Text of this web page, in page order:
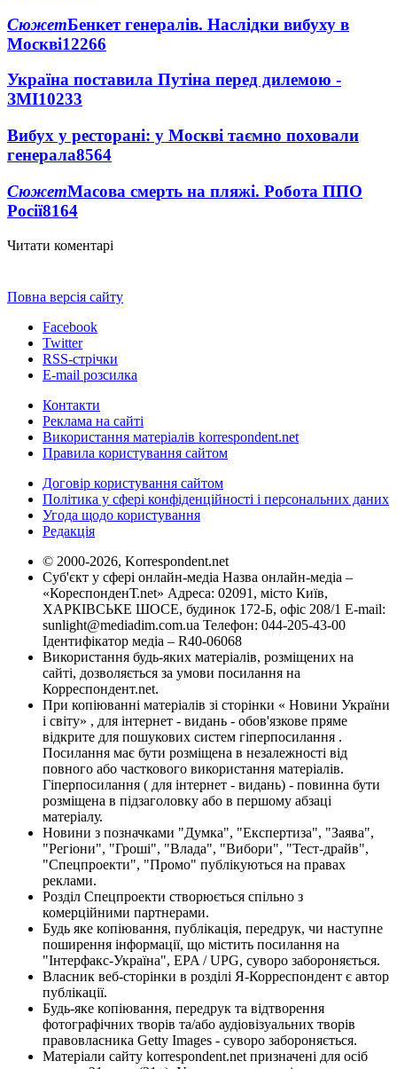
СюжетБенкет генералів. Наслідки вибуху в
Москві12266
Україна поставила Путіна перед дилемою -
ЗМІ10233
Вибух у ресторані: у Москві таємно поховали
генерала8564
СюжетМасова смерть на пляжі. Робота ППО
Росії8164
Читати коментарі
Повна версія сайту
Facebook
Twitter
RSS-стрічки
E-mail розсилка
Контакти
Реклама на сайті
Використання матеріалів korrespondent.net
Правила користування сайтом
Договір користування сайтом
Політика у сфері конфіденційності і персональних даних
Угода щодо користування
Редакція
© 2000-2026, Korrespondent.net
Суб'єкт у сфері онлайн-медіа Назва онлайн-медіа –
«КореспонденТ.net» Адреса: 02091, місто Київ,
ХАРКІВСЬКЕ ШОСЕ, будинок 172-Б, офіс 208/1 E-mail:
sunlight@mediadim.com.ua Телефон: 044-205-43-00
Ідентифікатор медіа – R40-06068
Використання будь-яких матеріалів, розміщених на
сайті, дозволяється за умови посилання на
Корреспондент.net.
При копіюванні матеріалів зі сторінки « Новини України
і світу» , для інтернет - видань - обов'язкове пряме
відкрите для пошукових систем гіперпосилання .
Посилання має бути розміщена в незалежності від
повного або часткового використання матеріалів.
Гіперпосилання ( для інтернет - видань) - повинна бути
розміщена в підзаголовку або в першому абзаці
матеріалу.
Новини з позначками "Думка", "Експертиза", "Заява",
"Регіони", "Гроші", "Влада", "Вибори", "Тест-драйв",
"Спецпроекти", "Промо" публікуються на правах
реклами.
Розділ Спецпроекти створюється спільно з
комерційними партнерами.
Будь яке копіювання, публікація, передрук, чи наступне
поширення інформації, що містить посилання на
"Інтерфакс-Україна", EPA / UPG, суворо забороняється.
Власник веб-сторінки в розділі Я-Корреспондент є автор
публікації.
Будь-яке копіювання, передрук та відтворення
фотографічних творів та/або аудіовізуальних творів
правовласника Getty Images - суворо забороняється.
Матеріали сайту korrespondent.net призначені для осіб